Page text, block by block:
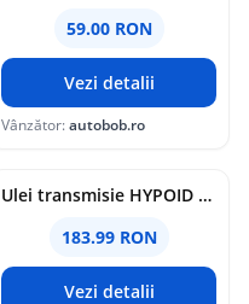
59.00 RON
Vezi detalii
Vânzător:autobob.ro
Ulei transmisie HYPOID AXEL OIL G3 - 500ml - BMW Motorrad
183.99 RON
Vezi detalii